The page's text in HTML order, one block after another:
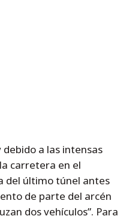
a las intensas
carretera en el
del último túnel antes
de parte del arcén
dos vehículos”. Para